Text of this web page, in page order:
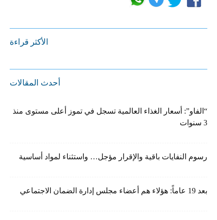
الأكثر قراءة
أحدث المقالات
“الفاو”: أسعار الغذاء العالمية تسجل في تموز أعلى مستوى منذ
3 سنوات
رسوم النفايات باقية والإقرار مؤجل… واستثناء لمواد أساسية
بعد 19 عاماً: هؤلاء هم أعضاء مجلس إدارة الضمان الاجتماعي